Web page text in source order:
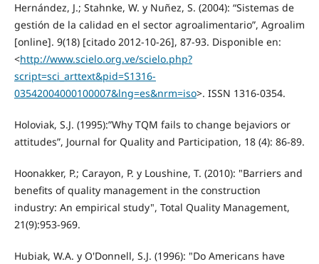
Hernández, J.; Stahnke, W. y Nuñez, S. (2004): “Sistemas de
gestión de la calidad en el sector agroalimentario”, Agroalim
[online]. 9(18) [citado 2012-10-26], 87-93. Disponible en:
<http://www.scielo.org.ve/scielo.php?
script=sci_arttext&pid=S1316-
03542004000100007&lng=es&nrm=iso>. ISSN 1316-0354.
Holoviak, S.J. (1995):”Why TQM fails to change bejaviors or
attitudes”, Journal for Quality and Participation, 18 (4): 86-89.
Hoonakker, P.; Carayon, P. y Loushine, T. (2010): "Barriers and
benefits of quality management in the construction
industry: An empirical study", Total Quality Management,
21(9):953-969.
Hubiak, W.A. y O'Donnell, S.J. (1996): "Do Americans have